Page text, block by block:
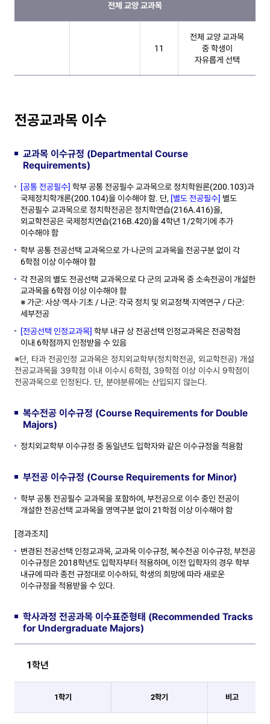
전체 교양 교과목
11
전체 교양 교과목
중 학생이
자유롭게 선택
전공교과목 이수
교과목 이수규정 (Departmental Course
Requirements)
[공통 전공필수] 학부 공통 전공필수 교과목으로 정치학원론(200.103)과
국제정치학개론(200.104)을 이수해야 함. 단, [별도 전공필수] 별도
전공필수 교과목으로 정치학전공은 정치학연습(216A.416)을,
외교학전공은 국제정치연습(216B.420)을 4학년 1/2학기에 추가
이수해야 함
학부 공통 전공선택 교과목으로 가·나군의 교과목을 전공구분 없이 각
6학점 이상 이수해야 함
각 전공의 별도 전공선택 교과목으로 다 군의 교과목 중 소속전공이 개설한
교과목을 6학점 이상 이수해야 함
※ 가군: 사상·역사·기초 / 나군: 각국 정치 및 외교정책·지역연구 / 다군:
세부전공
[전공선택 인정교과목] 학부 내규 상 전공선택 인정교과목은 전공학점
이내 6학점까지 인정받을 수 있음
※단, 타과 전공인정 교과목은 정치외교학부(정치학전공, 외교학전공) 개설
전공교과목을 39학점 이내 이수시 6학점, 39학점 이상 이수시 9학점이
전공과목으로 인정된다. 단, 분야분류에는 산입되지 않는다.
복수전공 이수규정 (Course Requirements for Double
Majors)
정치외교학부 이수규정 중 동일년도 입학자와 같은 이수규정을 적용함
부전공 이수규정 (Course Requirements for Minor)
학부 공통 전공필수 교과목을 포함하여, 부전공으로 이수 중인 전공이
개설한 전공선택 교과목을 영역구분 없이 21학점 이상 이수해야 함
[경과조치]
변경된 전공선택 인정교과목, 교과목 이수규정, 복수전공 이수규정, 부전공
이수규정은 2018학년도 입학자부터 적용하며, 이전 입학자의 경우 학부
내규에 따라 종전 규정대로 이수하되, 학생의 희망에 따라 새로운
이수규정을 적용받을 수 있다.
학사과정 전공과목 이수표준형태 (Recommended Tracks
for Undergraduate Majors)
1학년
1학기 2학기 비고